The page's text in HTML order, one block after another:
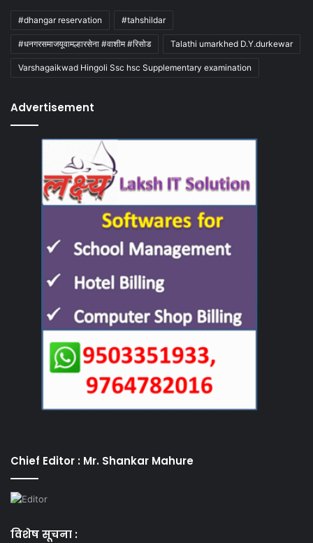
#dhangar reservation #tahshildar
#धनगरसमाजयूवामल्हारसेना #वाशीम #रिसोड Talathi umarkhed D.Y.durkewar
Varshagaikwad Hingoli Ssc hsc Supplementary examination
Advertisement
Chief Editor : Mr. Shankar Mahure
विशेष सूचना :